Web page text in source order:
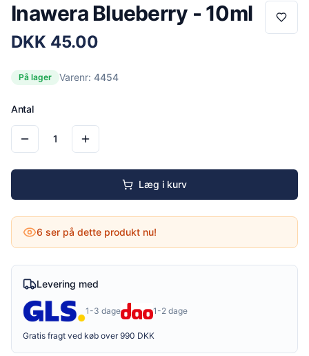
Inawera Blueberry - 10ml
DKK 45.00
På lager Varenr: 4454
Antal
1
Læg i kurv
6 ser på dette produkt nu!
Levering med
1-3 dage 1-2 dage
Gratis fragt ved køb over 990 DKK